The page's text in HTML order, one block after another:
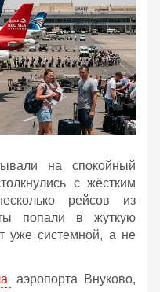
на спокойный
с жёстким
рейсов из
попали в жуткую
уже системной, а не
аэропорта Внуково,